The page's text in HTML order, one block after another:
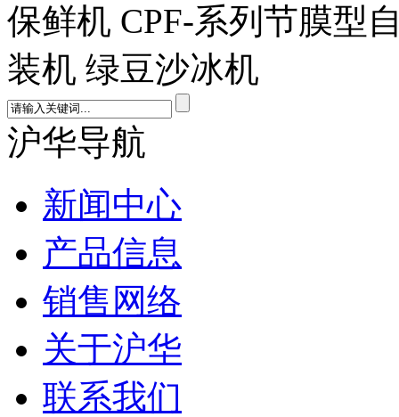
保鲜机 CPF-系列节膜型
装机 绿豆沙冰机
沪华导航
新闻中心
产品信息
销售网络
关于沪华
联系我们